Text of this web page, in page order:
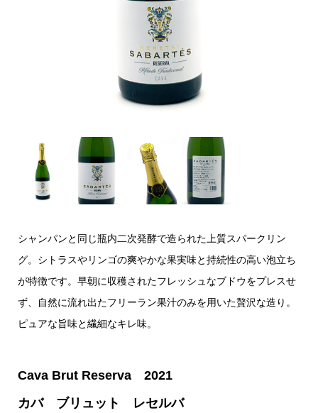
シャンパンと同じ瓶内二次発酵で造られた上質スパークリン
グ。シトラスやリンゴの爽やかな果実味と持続性の高い泡立ち
が特徴です。早朝に収穫されたフレッシュなブドウをプレスせ
ず、自然に流れ出たフリーラン果汁のみを用いた贅沢な造り。
ピュアな旨味と繊細なキレ味。
Cava Brut Reserva 2021
カバ ブリュット レセルバ